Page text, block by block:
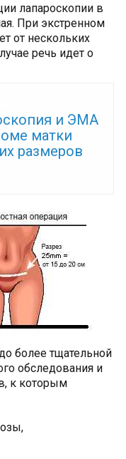
лапароскопии в
При экстренном
от нескольких
речь идет о
и ЭМА
матки
размеров
более тщательной
обследования и
к которым